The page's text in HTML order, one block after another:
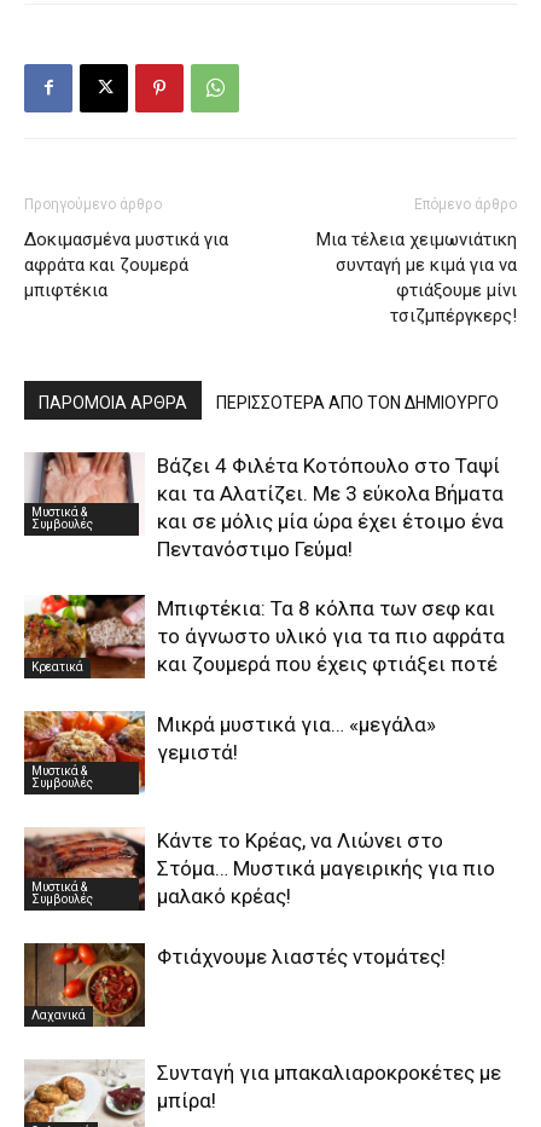
Προηγούμενο άρθρο
Δοκιμασμένα μυστικά για
αφράτα και ζουμερά
μπιφτέκια
Επόμενο άρθρο
Μια τέλεια χειμωνιάτικη
συνταγή με κιμά για να
φτιάξουμε μίνι
τσιζμπέργκερς!
ΠΑΡΟΜΟΙΑ ΑΡΘΡΑ ΠΕΡΙΣΣΟΤΕΡΑ ΑΠΟ ΤΟΝ ΔΗΜΙΟΥΡΓΟ
Μυστικά &
Συμβουλές
Βάζει 4 Φιλέτα Κοτόπουλο στο Ταψί
και τα Αλατίζει. Με 3 εύκολα Βήματα
και σε μόλις μία ώρα έχει έτοιμο ένα
Πεντανόστιμο Γεύμα!
Κρεατικά
Μπιφτέκια: Τα 8 κόλπα των σεφ και
το άγνωστο υλικό για τα πιο αφράτα
και ζουμερά που έχεις φτιάξει ποτέ
Μυστικά &
Συμβουλές
Μικρά μυστικά για… «μεγάλα»
γεμιστά!
Μυστικά &
Συμβουλές
Κάντε το Κρέας, να Λιώνει στο
Στόμα… Μυστικά μαγειρικής για πιο
μαλακό κρέας!
Λαχανικά
Φτιάχνουμε λιαστές ντομάτες!
Συνταγή για μπακαλιαροκροκέτες με
μπίρα!